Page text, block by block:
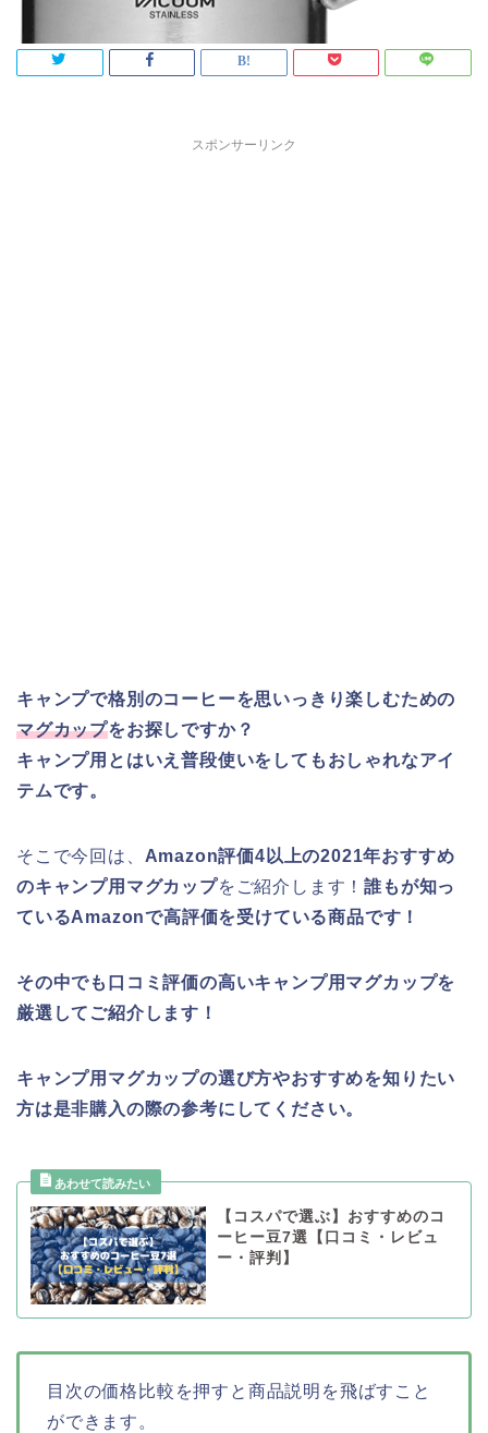
スポンサーリンク
キャンプで格別のコーヒーを思いっきり楽しむための
マグカップをお探しですか？
キャンプ用とはいえ普段使いをしてもおしゃれなアイ
テムです。
そこで今回は、 Amazon評価4以上の2021年おすすめ
のキャンプ用マグカップをご紹介します！誰もが知っ
ているAmazonで高評価を受けている商品です！
その中でも口コミ評価の高いキャンプ用マグカップを
厳選してご紹介します！
キャンプ用マグカップの選び方やおすすめを知りたい
方は是非購入の際の参考にしてください。
【コスパで選ぶ】おすすめのコ
ーヒー豆7選【口コミ・レビュ
ー・評判】
目次の価格比較を押すと商品説明を飛ばすこと
ができます。